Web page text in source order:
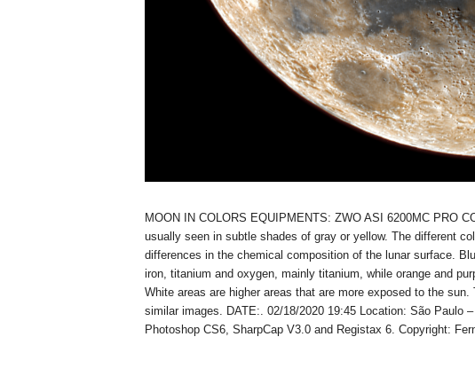
MOON IN COLORS EQUIPMENTS: ZWO ASI 6200MC PRO
usually seen in subtle shades of gray or yellow. The different
differences in the chemical composition of the lunar surface.
iron, titanium and oxygen, mainly titanium, while orange and
White areas are higher areas that are more exposed to the
similar images. DATE:. 02/18/2020 19:45 Location: São Paulo
Photoshop CS6, SharpCap V3.0 and Registax 6. Copyright: